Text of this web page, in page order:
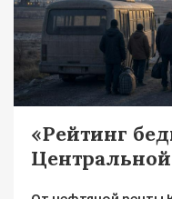
«Рейтинг